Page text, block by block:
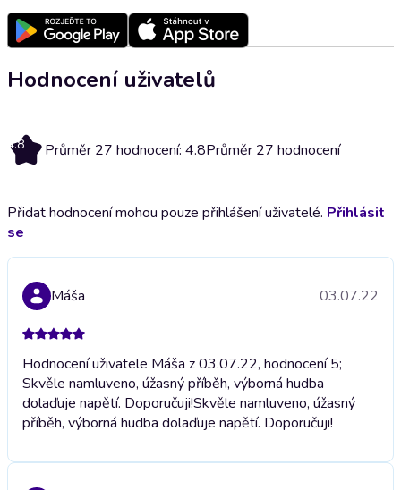
Hodnocení uživatelů
4.8 Průměr 27 hodnocení: 4.8Průměr 27 hodnocení
Přidat hodnocení mohou pouze přihlášení uživatelé. Přihlásit
se
Máša 03.07.22
Hodnocení uživatele Máša z 03.07.22, hodnocení 5;
Skvěle namluveno, úžasný příběh, výborná hudba
dolaďuje napětí. Doporučuji!Skvěle namluveno, úžasný
příběh, výborná hudba dolaďuje napětí. Doporučuji!